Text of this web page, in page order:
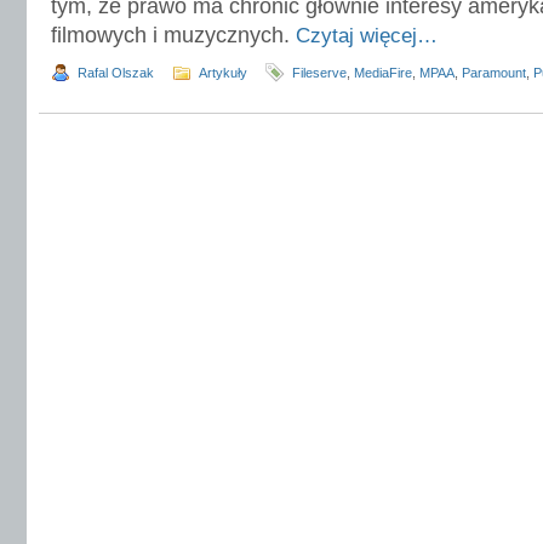
tym, że prawo ma chronić głównie interesy
filmowych i muzycznych. Czytaj więcej…
Rafal Olszak Artykuły Fileserve MediaFire MPAA Paramount